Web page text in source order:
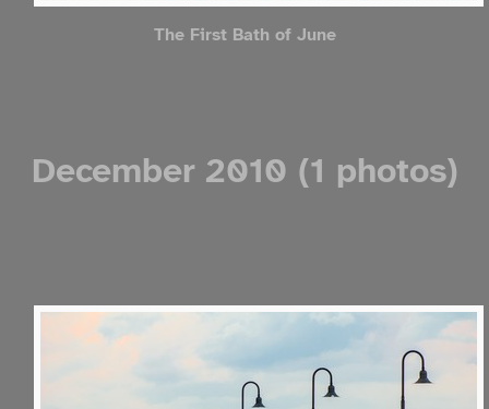
The First Bath of June
December 2010 (1 photos)